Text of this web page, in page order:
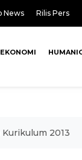
News Rilis Pers
EKONOMI
Kurikulum 2013